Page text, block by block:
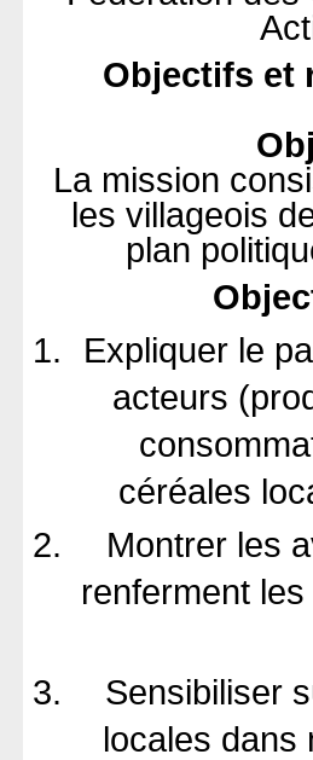
Objectifs et
La mission
les villageois
plan
Expliquer le
acteurs
céréales
Montrer les
renferment
Sensibiliser
locales dans